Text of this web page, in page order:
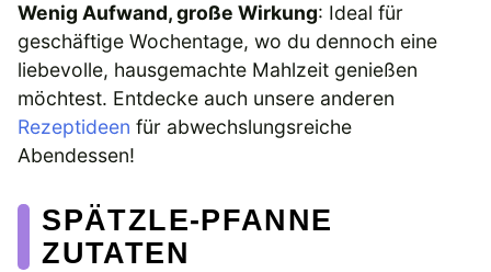
Wenig Aufwand, große Wirkung: Ideal für
geschäftige Wochentage, wo du dennoch eine
liebevolle, hausgemachte Mahlzeit genießen
möchtest. Entdecke auch unsere anderen
Rezeptideen für abwechslungsreiche
Abendessen!
SPÄTZLE-PFANNE
ZUTATEN